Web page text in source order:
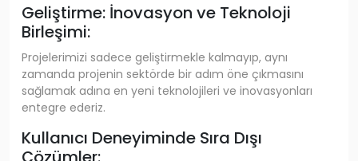
Geliştirme: İnovasyon ve Teknoloji
Birleşimi:
Projelerimizi sadece geliştirmekle kalmayıp, aynı
zamanda projenin sektörde bir adım öne çıkmasını
sağlamak adına en yeni teknolojileri ve inovasyonları
entegre ederiz.
Kullanıcı Deneyiminde Sıra Dışı